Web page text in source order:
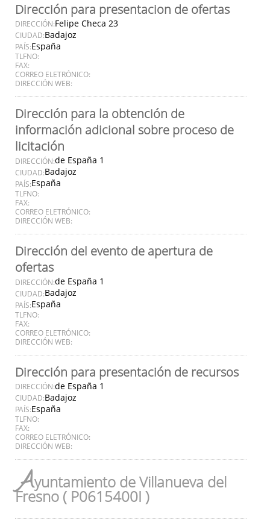
Dirección para presentacion de ofertas
DIRECCIÓN:Felipe Checa 23
CIUDAD:Badajoz
PAÍS:España
TLFNO:
FAX:
CORREO ELETRÓNICO:
DIRECCIÓN WEB:
Dirección para la obtención de
información adicional sobre proceso de
licitación
DIRECCIÓN:de España 1
CIUDAD:Badajoz
PAÍS:España
TLFNO:
FAX:
CORREO ELETRÓNICO:
DIRECCIÓN WEB:
Dirección del evento de apertura de
ofertas
DIRECCIÓN:de España 1
CIUDAD:Badajoz
PAÍS:España
TLFNO:
FAX:
CORREO ELETRÓNICO:
DIRECCIÓN WEB:
Dirección para presentación de recursos
DIRECCIÓN:de España 1
CIUDAD:Badajoz
PAÍS:España
TLFNO:
FAX:
CORREO ELETRÓNICO:
DIRECCIÓN WEB:
Ayuntamiento de Villanueva del
Fresno ( P0615400I )